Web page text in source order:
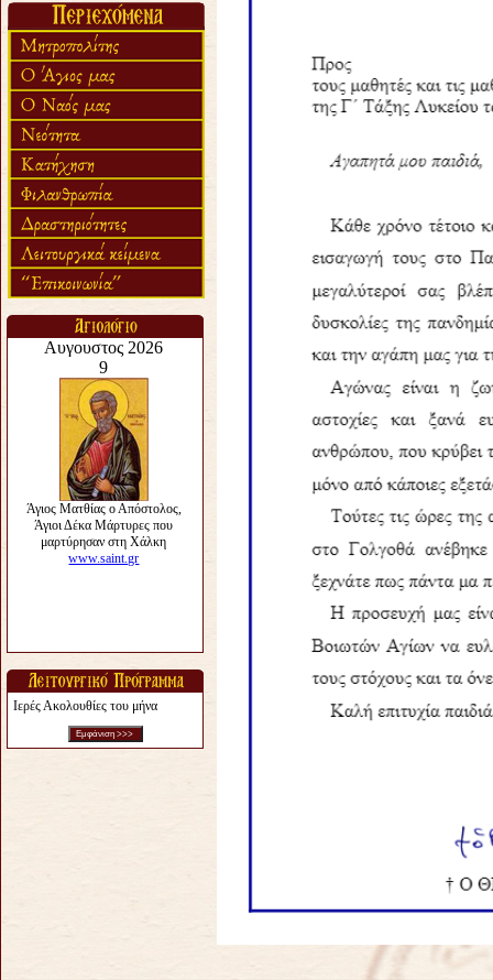
«πολύ αργά».
Ζητείται....
Ιερές Ακολουθίες του μήνα